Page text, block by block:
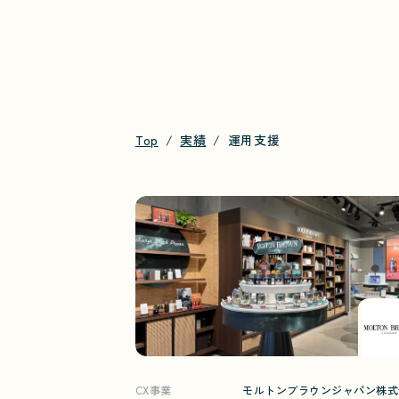
Top 実績 運用支援
CX事業 モルトンブラウンジャパン株